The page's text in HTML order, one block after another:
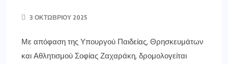
3 ΟΚΤΩΒΡΊΟΥ 2025
Με απόφαση της Υπουργού Παιδείας, Θρησκευμάτων
και Αθλητισμού Σοφίας Ζαχαράκη, δρομολογείται